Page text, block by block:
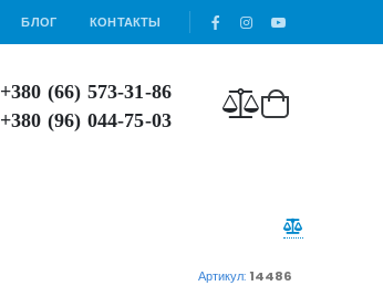
БЛОГ КОНТАКТЫ
+380 (66) 573-31-86
+380 (96) 044-75-03
Артикул: 14486